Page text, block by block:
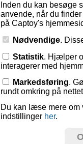
kr 119,-
Inden du kan besøge
anvende, når du
på Captoy's
Nødvendige.
Statistik. Hjælper
interagerer med
Markedsføring.
rundt omkring på
Du kan læse mere om
indstillinger her.